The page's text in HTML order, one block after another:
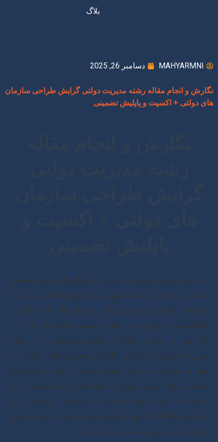
بلاگ
MAHYARMNI دسامبر 26, 2025
نگارش و انجام مقاله رشته مدیریت دولتی گرایش طراحی سازمان
های دولتی + اکسپت و پاپلیش تضمینی
در دنیای پیچیده و پویای امروز، سازمان‌های دولتی نقشی
حیاتی در ارائه خدمات عمومی و تحقق اهداف ملی ایفا
می‌کنند. طراحی اثربخش این سازمان‌ها، کلید کارایی،
پاسخگویی و نوآوری در بخش عمومی است. از این رو،
نگارش و انجام مقالات علمی-پژوهشی در رشته
مدیریت دولتی با گرایش طراحی سازمان‌های دولتی، نه
تنها به پیشرفت دانش کمک می‌کند، بلکه راهکارهای
عملی برای بهبود عملکرد دولت‌ها ارائه می‌دهد. این
راهنما به شما کمک می‌کند تا مسیری روشن برای
نگارش مقاله‌ای جامع، باکیفیت و با پتانسیل بالای پذیرش
و انتشار در نشریات معتبر طی کنید.